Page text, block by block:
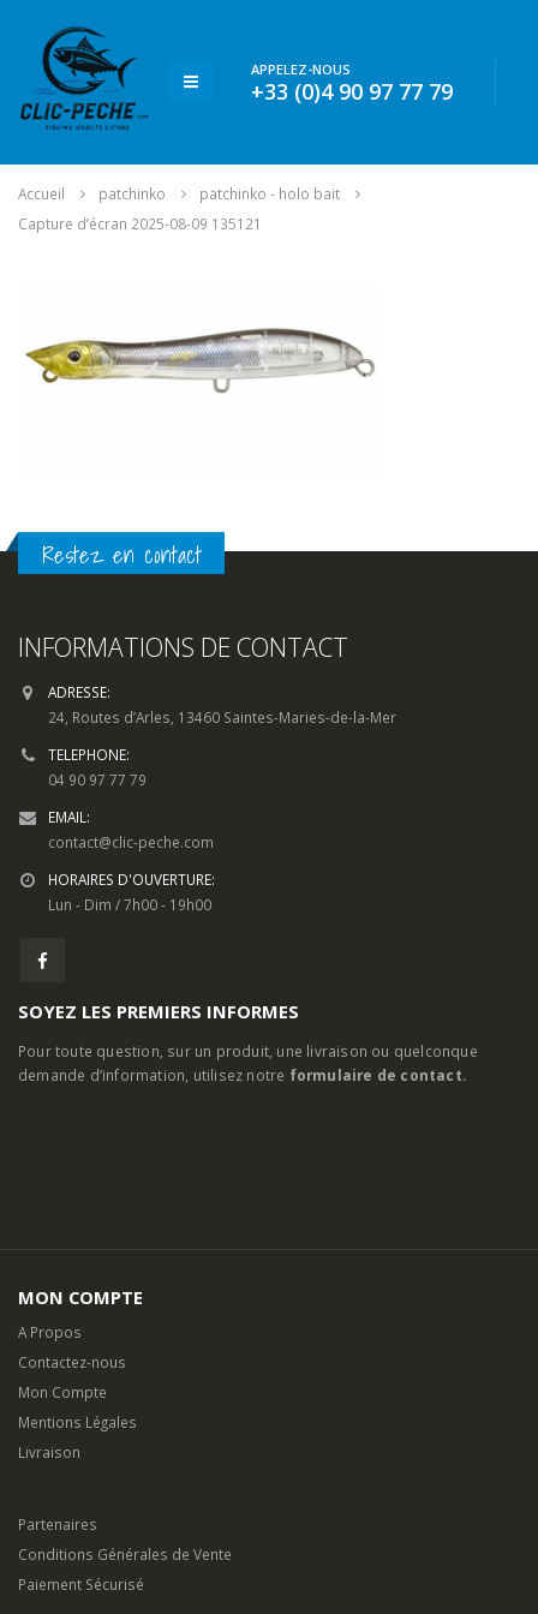
APPELEZ-NOUS
+33 (0)4 90 97 77 79
Accueil patchinko
patchinko - holo bait
Capture d’écran 2025-08-09 135121
Restez en contact
INFORMATIONS DE CONTACT
ADRESSE:
24, Routes d’Arles, 13460 Saintes-Maries-de-la-Mer
TELEPHONE:
04 90 97 77 79
EMAIL:
contact@clic-peche.com
HORAIRES D'OUVERTURE:
Lun - Dim / 7h00 - 19h00
SOYEZ LES PREMIERS INFORMES
Pour toute question, sur un produit, une livraison ou quelconque
demande d’information, utilisez notre formulaire de contact.
MON COMPTE
A Propos
Contactez-nous
Mon Compte
Mentions Légales
Livraison
Partenaires
Conditions Générales de Vente
Paiement Sécurisé